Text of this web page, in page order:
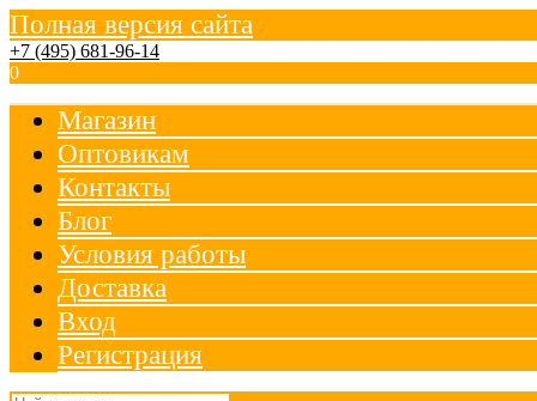
Полная версия сайта
+7 (495) 681-96-14
0
Магазин
Оптовикам
Контакты
Блог
Условия работы
Доставка
Вход
Регистрация